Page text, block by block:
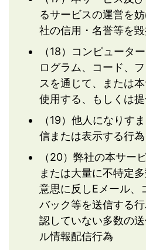
るサービスの運営を
社の信用・名誉等を
（18）コンピュータ
ログラム、コード、
スを通じて、または
使用する、もしくは
（19）他人になりす
信または表示する行為
（20）弊社の本サー
または大量に不特定
意思に反しEメール、
バック等を送信する
認していない多数の
ル情報配信行為